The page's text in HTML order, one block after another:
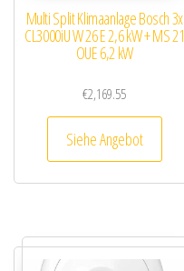
Multi Split Klimaanlage Bosch 3x
CL3000iU W 26 E 2,6 kW + MS 21
OUE 6,2 kW
€2,169.55
Siehe Angebot